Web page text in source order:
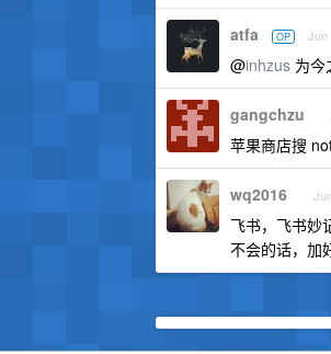
atfa OP Jun
@inhzus 为今
gangchzu
苹果商店搜
wq2016
飞书，飞书妙
不会的话，加